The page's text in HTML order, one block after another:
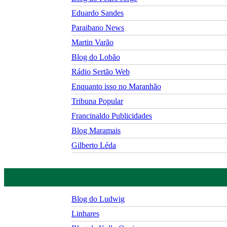
Eduardo Sandes
Paraibano News
Martin Varão
Blog do Lobão
Rádio Sertão Web
Enquanto isso no Maranhão
Tribuna Popular
Francinaldo Publicidades
Blog Maramais
Gilberto Léda
Blog do Ludwig
Linhares